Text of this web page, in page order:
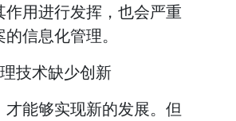
作用进行发挥，也会严重
信息化管理。
技术缺少创新
才能够实现新的发展。但